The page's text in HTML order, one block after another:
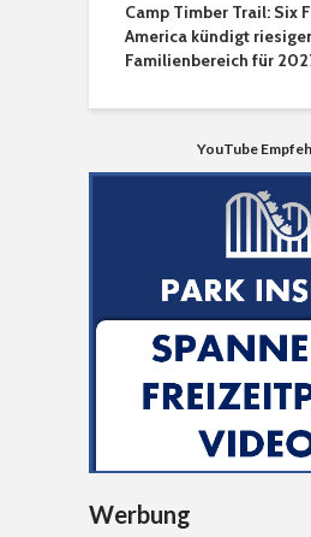
Camp Timber Trail: Six
America kündigt
Familienbereich für
YouTube
Werbung